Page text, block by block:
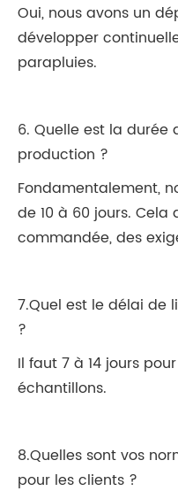
Oui, nous avons un
développer
parapluies.
6. Quelle est la durée
production ?
Fondamentalement,
de 10 à 60 jours.
commandée, des
7.Quel est le délai de
?
Il faut 7 à 14 jours
échantillons.
8.Quelles sont vos
pour les clients ?